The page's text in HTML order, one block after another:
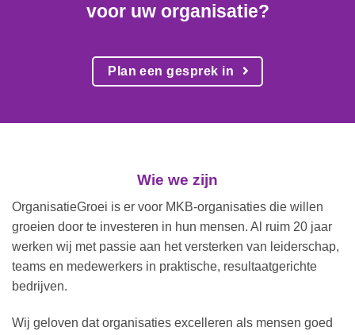
voor uw organisatie?
Plan een gesprek in
Wie we zijn
OrganisatieGroei is er voor MKB-organisaties die willen
groeien door te investeren in hun mensen. Al ruim 20 jaar
werken wij met passie aan het versterken van leiderschap,
teams en medewerkers in praktische, resultaatgerichte
bedrijven.
Wij geloven dat organisaties excelleren als mensen goed